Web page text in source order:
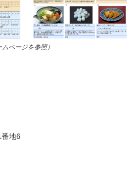
ページを参照）
地6